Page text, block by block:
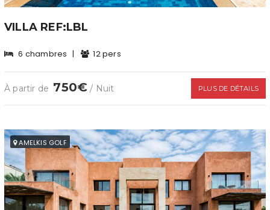
VILLA REF:LBL
6 chambres | 12 pers
À partir de 750€ / Nuit PLUS DE DÉTAILS
AMELKIS GOLF